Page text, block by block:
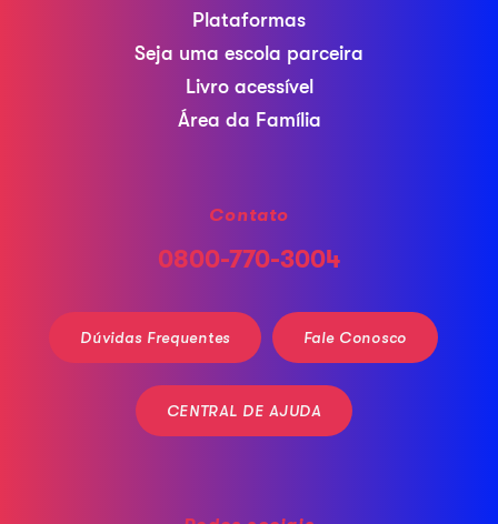
Plataformas
Seja uma escola parceira
Livro acessível
Área da Família
Contato
0800-770-3004
Dúvidas Frequentes Fale Conosco
CENTRAL DE AJUDA